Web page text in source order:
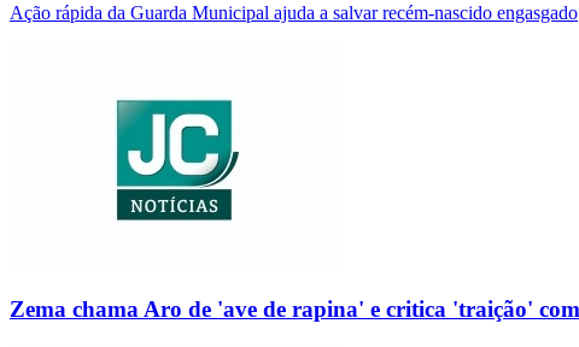
Ação rápida da Guarda Municipal ajuda a salvar recém-nascido engasgado
Zema chama Aro de 'ave de rapina' e critica 'traição'